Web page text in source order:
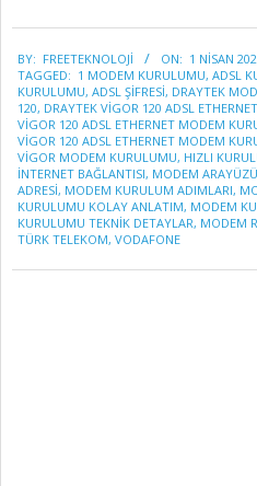
04-
01
BY: FREETEKNOLOJI ON: 1 NISAN
TAGGED: 1 MODEM KURULUMU, ADSL
KURULUMU, ADSL ŞIFRESI, DRAYTEK
120, DRAYTEK VIGOR 120 ADSL
VIGOR 120 ADSL ETHERNET MODEM
VIGOR 120 ADSL ETHERNET MODEM
VIGOR MODEM KURULUMU, HIZLI
INTERNET BAĞLANTISI, MODEM ARAYÜZÜ
ADRESI, MODEM KURULUM ADIMLARI,
KURULUMU KOLAY ANLATIM, MODEM
KURULUMU TEKNIK DETAYLAR, MODEM
TÜRK TELEKOM, VODAFONE